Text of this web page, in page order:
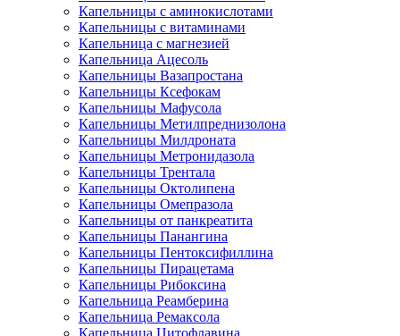
Капельницы с аминокислотами
Капельницы с витаминами
Капельница с магнезией
Капельница Ацесоль
Капельницы Вазапростана
Капельницы Ксефокам
Капельницы Мафусола
Капельницы Метилпреднизолона
Капельницы Милдроната
Капельницы Метронидазола
Капельницы Трентала
Капельницы Октолипена
Капельницы Омепразола
Капельницы от панкреатита
Капельницы Панангина
Капельницы Пентоксифиллина
Капельницы Пирацетама
Капельницы Рибоксина
Капельница Реамберина
Капельница Ремаксола
Капельница Цитофлавина